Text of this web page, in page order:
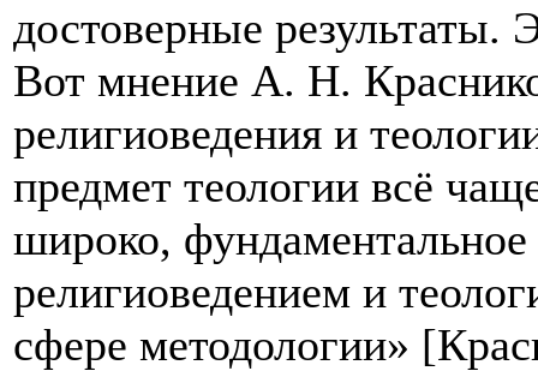
достоверные результаты.
Вот мнение А. Н.
религиоведения и
предмет теологии всё
широко,
религиоведением и
сфере методологии»